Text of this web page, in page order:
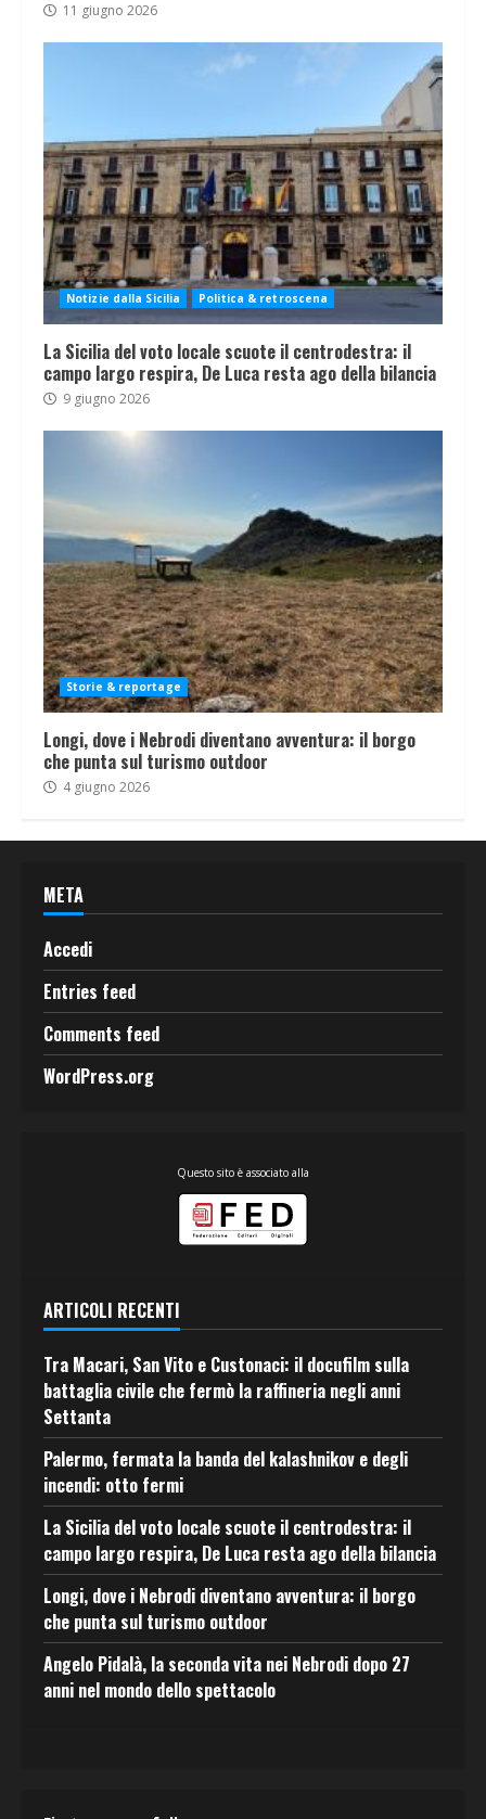
11 giugno 2026
Notizie dalla Sicilia Politica & retroscena
La Sicilia del voto locale scuote il centrodestra: il
campo largo respira, De Luca resta ago della bilancia
9 giugno 2026
Storie & reportage
Longi, dove i Nebrodi diventano avventura: il borgo
che punta sul turismo outdoor
4 giugno 2026
META
Accedi
Entries feed
Comments feed
WordPress.org
Questo sito è associato alla
ARTICOLI RECENTI
Tra Macari, San Vito e Custonaci: il docufilm sulla
battaglia civile che fermò la raffineria negli anni
Settanta
Palermo, fermata la banda del kalashnikov e degli
incendi: otto fermi
La Sicilia del voto locale scuote il centrodestra: il
campo largo respira, De Luca resta ago della bilancia
Longi, dove i Nebrodi diventano avventura: il borgo
che punta sul turismo outdoor
Angelo Pidalà, la seconda vita nei Nebrodi dopo 27
anni nel mondo dello spettacolo